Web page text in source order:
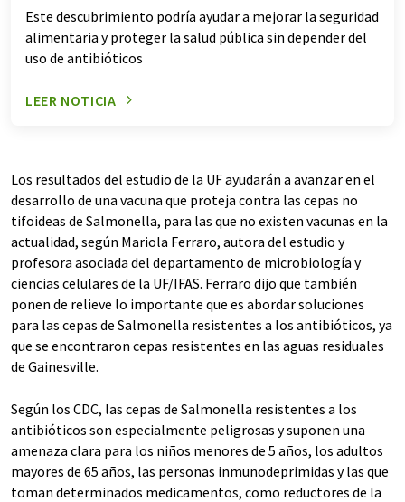
Este descubrimiento podría ayudar a mejorar la seguridad
alimentaria y proteger la salud pública sin depender del
uso de antibióticos
LEER NOTICIA
Los resultados del estudio de la UF ayudarán a avanzar en el
desarrollo de una vacuna que proteja contra las cepas no
tifoideas de Salmonella, para las que no existen vacunas en la
actualidad, según Mariola Ferraro, autora del estudio y
profesora asociada del departamento de microbiología y
ciencias celulares de la UF/IFAS. Ferraro dijo que también
ponen de relieve lo importante que es abordar soluciones
para las cepas de Salmonella resistentes a los antibióticos, ya
que se encontraron cepas resistentes en las aguas residuales
de Gainesville.
Según los CDC, las cepas de Salmonella resistentes a los
antibióticos son especialmente peligrosas y suponen una
amenaza clara para los niños menores de 5 años, los adultos
mayores de 65 años, las personas inmunodeprimidas y las que
toman determinados medicamentos, como reductores de la